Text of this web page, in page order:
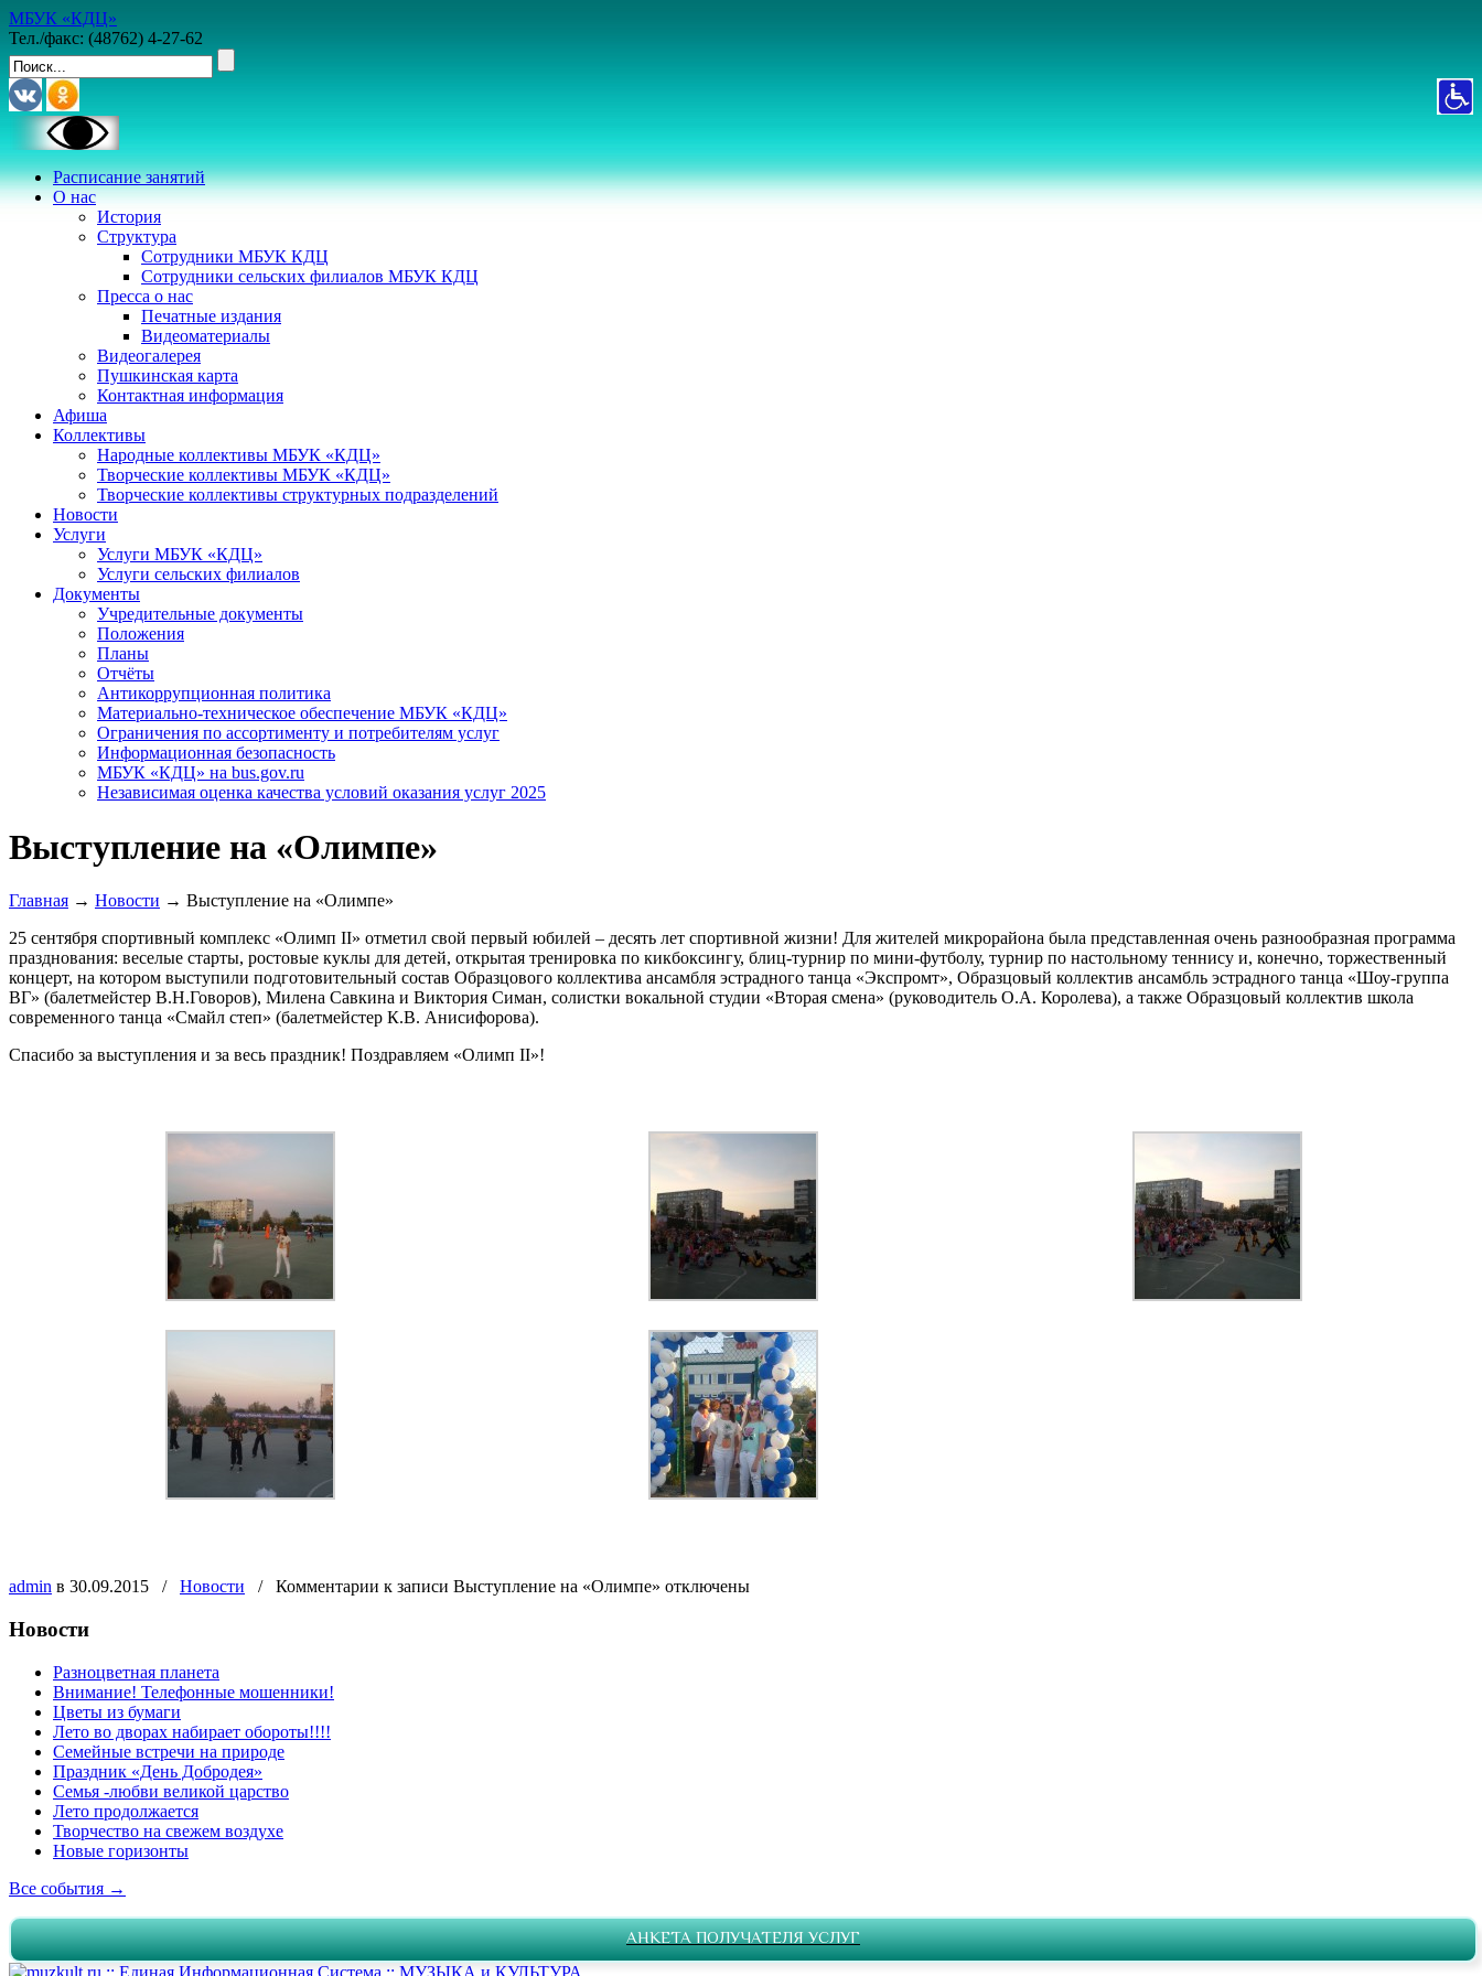
МБУК «КДЦ»
Тел./факс: (48762) 4-27-62
Расписание занятий
О нас
История
Структура
Сотрудники МБУК КДЦ
Сотрудники сельских филиалов МБУК КДЦ
Пресса о нас
Печатные издания
Видеоматериалы
Видеогалерея
Пушкинская карта
Контактная информация
Афиша
Коллективы
Народные коллективы МБУК «КДЦ»
Творческие коллективы МБУК «КДЦ»
Творческие коллективы структурных подразделений
Новости
Услуги
Услуги МБУК «КДЦ»
Услуги сельских филиалов
Документы
Учредительные документы
Положения
Планы
Отчёты
Антикоррупционная политика
Материально-техническое обеспечение МБУК «КДЦ»
Ограничения по ассортименту и потребителям услуг
Информационная безопасность
МБУК «КДЦ» на bus.gov.ru
Независимая оценка качества условий оказания услуг 2025
Выступление на «Олимпе»
Главная → Новости → Выступление на «Олимпе»
25 сентября спортивный комплекс «Олимп II» отметил свой первый юбилей – десять лет спортивной жизни! Для жителей микрорайона была представленная очень разнообразная программа
празднования: веселые старты, ростовые куклы для детей, открытая тренировка по кикбоксингу, блиц-турнир по мини-футболу, турнир по настольному теннису и, конечно, торжественный
концерт, на котором выступили подготовительный состав Образцового коллектива ансамбля эстрадного танца «Экспромт», Образцовый коллектив ансамбль эстрадного танца «Шоу-группа
ВГ» (балетмейстер В.Н.Говоров), Милена Савкина и Виктория Симан, солистки вокальной студии «Вторая смена» (руководитель О.А. Королева), а также Образцовый коллектив школа
современного танца «Смайл степ» (балетмейстер К.В. Анисифорова).
Спасибо за выступления и за весь праздник! Поздравляем «Олимп II»!
admin в 30.09.2015 / Новости / Комментарии к записи Выступление на «Олимпе» отключены
Новости
Разноцветная планета
Внимание! Телефонные мошенники!
Цветы из бумаги
Лето во дворах набирает обороты!!!!
Семейные встречи на природе
Праздник «День Добродея»
Семья -любви великой царство
Лето продолжается
Творчество на свежем воздухе
Новые горизонты
Все события →
АНКЕТА ПОЛУЧАТЕЛЯ УСЛУГ